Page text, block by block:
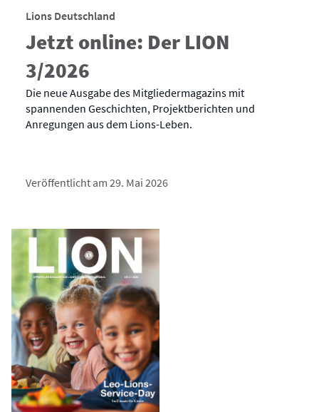
Lions Deutschland
Jetzt online: Der LION
3/2026
Die neue Ausgabe des Mitgliedermagazins mit
spannenden Geschichten, Projektberichten und
Anregungen aus dem Lions-Leben.
Veröffentlicht am 29. Mai 2026